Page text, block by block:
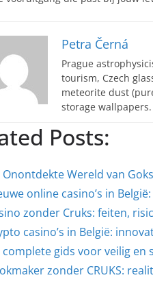
Petra Černá
Prague
tourism, Czech
meteorite dust
storage wallpapers.
Posts:
Onontdekte Wereld van
online casino’s in
zonder Cruks: feiten,
casino’s in België:
complete gids voor veilig en
zonder CRUKS: